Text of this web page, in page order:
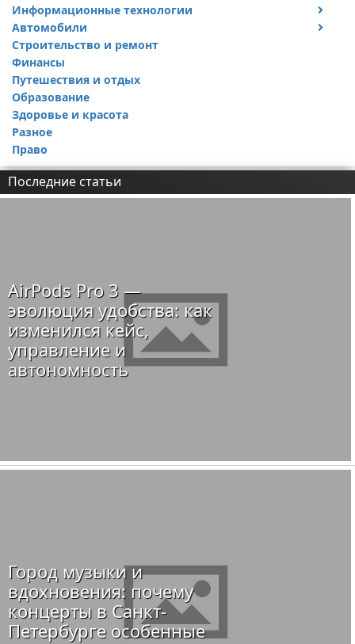
Информационные технологии
Тесты и обзоры устройств
Автомобили
Ремонт авто
Строительство и ремонт
Финансы
Путешествия и отдых
Образование
Здоровье и красота
Разное
Право
Последние статьи
AirPods Pro 3 —
эволюция удобства: как
изменился кейс,
управление и
автономность
Город музыки и
вдохновения: почему
концерты в Санкт-
Петербурге особенные